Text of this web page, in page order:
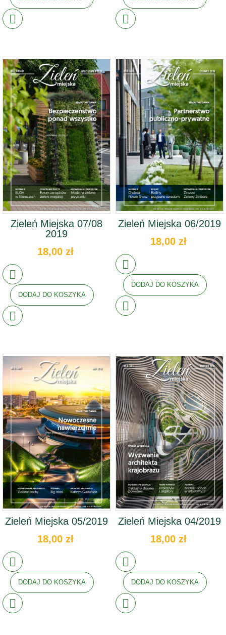
Zieleń Miejska 07/08
2019
18,00 zł
DODAJ DO KOSZYKA
Zieleń Miejska 06/2019
18,00 zł
DODAJ DO KOSZYKA
Zieleń Miejska 05/2019
18,00 zł
DODAJ DO KOSZYKA
Zieleń Miejska 04/2019
18,00 zł
DODAJ DO KOSZYKA